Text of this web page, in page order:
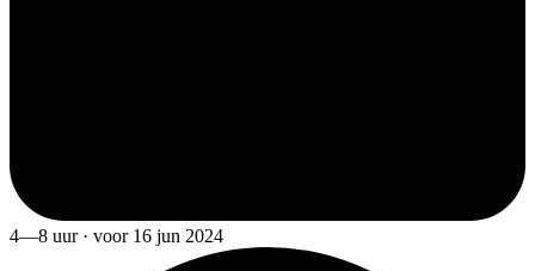
4—8 uur · voor 16 jun 2024